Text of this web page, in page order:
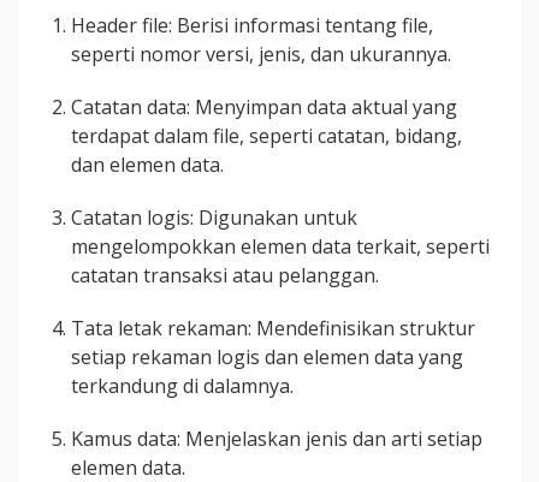
Header file: Berisi informasi tentang file,
seperti nomor versi, jenis, dan ukurannya.
Catatan data: Menyimpan data aktual yang
terdapat dalam file, seperti catatan, bidang,
dan elemen data.
Catatan logis: Digunakan untuk
mengelompokkan elemen data terkait, seperti
catatan transaksi atau pelanggan.
Tata letak rekaman: Mendefinisikan struktur
setiap rekaman logis dan elemen data yang
terkandung di dalamnya.
Kamus data: Menjelaskan jenis dan arti setiap
elemen data.